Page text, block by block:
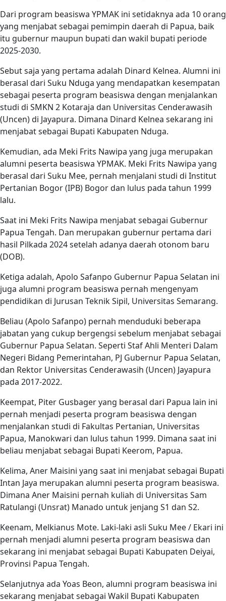
Dari program beasiswa YPMAK ini setidaknya ada 10 orang
yang menjabat sebagai pemimpin daerah di Papua, baik
itu gubernur maupun bupati dan wakil bupati periode
2025-2030.
Sebut saja yang pertama adalah Dinard Kelnea. Alumni ini
berasal dari Suku Nduga yang mendapatkan kesempatan
sebagai peserta program beasiswa dengan menjalankan
studi di SMKN 2 Kotaraja dan Universitas Cenderawasih
(Uncen) di Jayapura. Dimana Dinard Kelnea sekarang ini
menjabat sebagai Bupati Kabupaten Nduga.
Kemudian, ada Meki Frits Nawipa yang juga merupakan
alumni peserta beasiswa YPMAK. Meki Frits Nawipa yang
berasal dari Suku Mee, pernah menjalani studi di Institut
Pertanian Bogor (IPB) Bogor dan lulus pada tahun 1999
lalu.
Saat ini Meki Frits Nawipa menjabat sebagai Gubernur
Papua Tengah. Dan merupakan gubernur pertama dari
hasil Pilkada 2024 setelah adanya daerah otonom baru
(DOB).
Ketiga adalah, Apolo Safanpo Gubernur Papua Selatan ini
juga alumni program beasiswa pernah mengenyam
pendidikan di Jurusan Teknik Sipil, Universitas Semarang.
Beliau (Apolo Safanpo) pernah menduduki beberapa
jabatan yang cukup bergengsi sebelum menjabat sebagai
Gubernur Papua Selatan. Seperti Staf Ahli Menteri Dalam
Negeri Bidang Pemerintahan, PJ Gubernur Papua Selatan,
dan Rektor Universitas Cenderawasih (Uncen) Jayapura
pada 2017-2022.
Keempat, Piter Gusbager yang berasal dari Papua lain ini
pernah menjadi peserta program beasiswa dengan
menjalankan studi di Fakultas Pertanian, Universitas
Papua, Manokwari dan lulus tahun 1999. Dimana saat ini
beliau menjabat sebagai Bupati Keerom, Papua.
Kelima, Aner Maisini yang saat ini menjabat sebagai Bupati
Intan Jaya merupakan alumni peserta program beasiswa.
Dimana Aner Maisini pernah kuliah di Universitas Sam
Ratulangi (Unsrat) Manado untuk jenjang S1 dan S2.
Keenam, Melkianus Mote. Laki-laki asli Suku Mee / Ekari ini
pernah menjadi alumni peserta program beasiswa dan
sekarang ini menjabat sebagai Bupati Kabupaten Deiyai,
Provinsi Papua Tengah.
Selanjutnya ada Yoas Beon, alumni program beasiswa ini
sekarang menjabat sebagai Wakil Bupati Kabupaten